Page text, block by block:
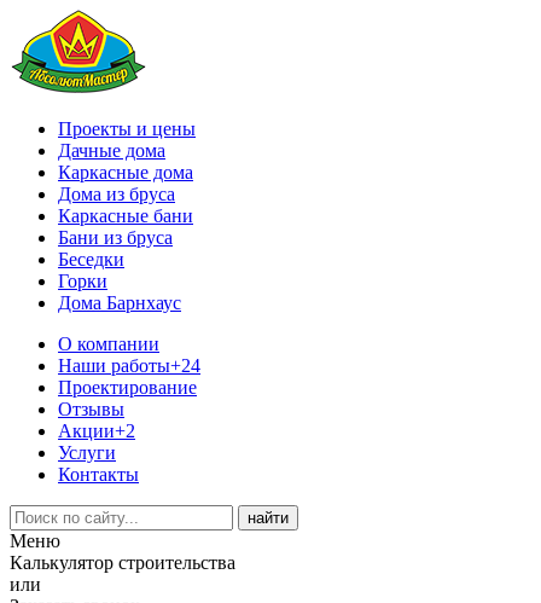
Проекты и цены
Дачные дома
Каркасные дома
Дома из бруса
Каркасные бани
Бани из бруса
Беседки
Горки
Дома Барнхаус
О компании
Наши работы+24
Проектирование
Отзывы
Акции+2
Услуги
Контакты
Меню
Калькулятор строительства
или